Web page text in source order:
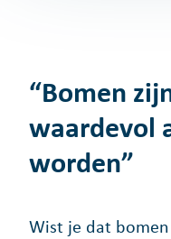
“Bomen
waardevol
worden”
Wist je dat